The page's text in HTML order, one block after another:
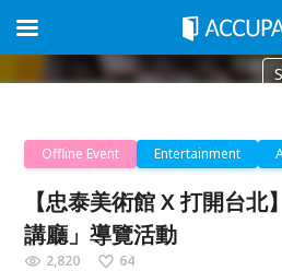
Offline Event Entertainment
【忠泰美術館 X 打開台
講廳」導覽活動
2,820 64